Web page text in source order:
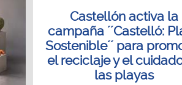
Castellón activa la
campaña ´´Castelló:
Sostenible´´ para
el reciclaje y el
las playas